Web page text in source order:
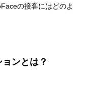
の接客にはどのよ
ンとは？